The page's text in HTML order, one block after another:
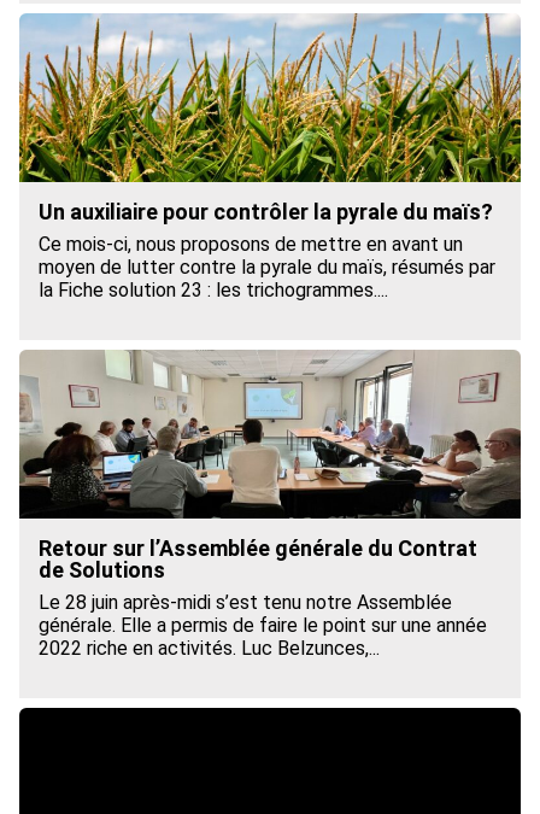
Un auxiliaire pour contrôler la pyrale du maïs?
Ce mois-ci, nous proposons de mettre en avant un
moyen de lutter contre la pyrale du maïs, résumés par
la Fiche solution 23 : les trichogrammes....
Retour sur l’Assemblée générale du Contrat
de Solutions
Le 28 juin après-midi s’est tenu notre Assemblée
générale. Elle a permis de faire le point sur une année
2022 riche en activités. Luc Belzunces,...